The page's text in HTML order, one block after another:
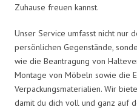
Zuhause freuen kannst.
Unser Service umfasst nicht nur
persönlichen Gegenstände,
wie die Beantragung von
Montage von Möbeln sowie die
Verpackungsmaterialien. Wir
damit du dich voll und ganz auf